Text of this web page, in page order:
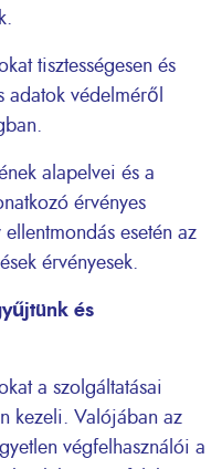
tisztességesen és
adatok védelméről
alapelvei és a
érvényes
esetén az
érvényesek.
és
a szolgáltatásai
kezeli. Valójában az
végfelhasználói a